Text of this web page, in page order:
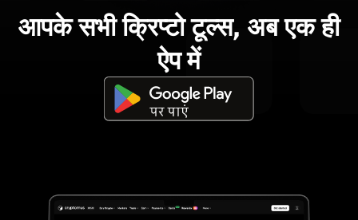
आपके सभी क्रिप्टो टूल्स, अब एक ही
ऐप में